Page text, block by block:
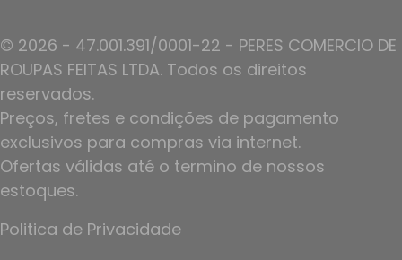
© 2026 - 47.001.391/0001-22 - PERES COMERCIO DE
ROUPAS FEITAS LTDA. Todos os direitos
reservados.
Preços, fretes e condições de pagamento
exclusivos para compras via internet.
Ofertas válidas até o termino de nossos
estoques.
Politica de Privacidade